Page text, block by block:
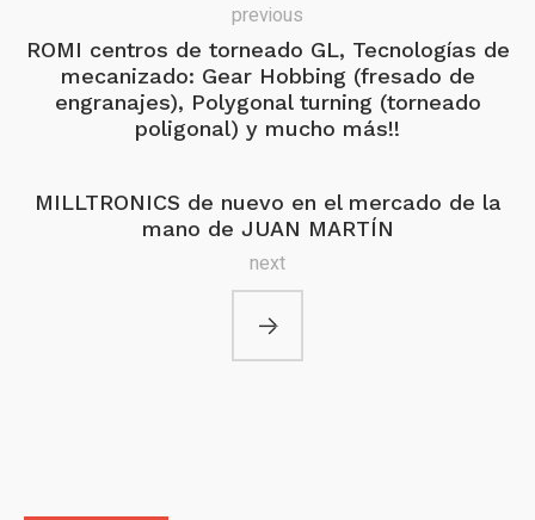
ROMI centros de torneado GL, Tecnologías de
mecanizado: Gear Hobbing (fresado de
engranajes), Polygonal turning (torneado
poligonal) y mucho más!!
previous
MILLTRONICS de nuevo en el mercado de la
mano de JUAN MARTÍN
next